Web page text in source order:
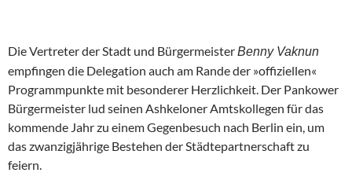
Die Vertreter der Stadt und BürgermeisterBenny Vaknun
empfingen die Delegation auch am Rande der »offiziellen«
Programmpunkte mit besonderer Herzlichkeit. Der Pankower
Bürgermeister lud seinen Ashkeloner Amtskollegen für das
kommende Jahr zu einem Gegenbesuch nach Berlin ein, um
das zwanzigjährige Bestehen der Städtepartnerschaft zu
feiern.